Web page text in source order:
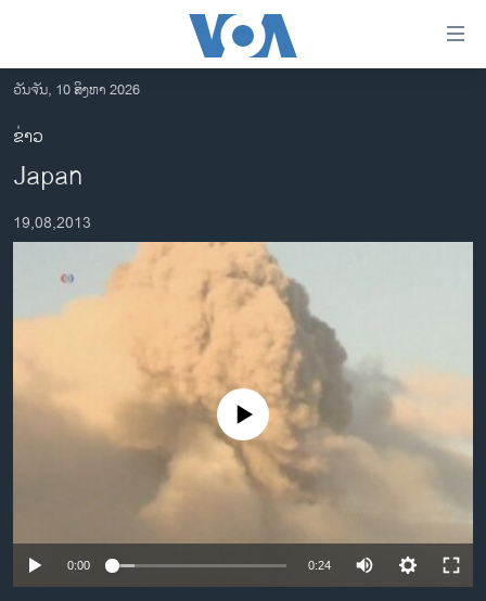
ເຂົ້າ
ຫາ
ຂ້າມ
ຂ້າມ
ໄປ
ອາເມຣິກາ
ການເລືອກຕັ້ງ ປະທານາທີບໍດີ ສະຫະລັດ 2024
ຂ່າວ​ຈີນ
ໂລກ
ອິດສະຫຼະພາບດ້ານການຂ່າວ
ຊີວິດຊາວລາວ
ວິທະຍາສາດ-ເທັກໂນໂລຈີ
ທຸລະກິດ
ພາສາອັງກິດ
ວັນຈັນ, 10 ສິງຫາ 2026
ຂ່າວ
Japan
19,08,2013
No media source currently available
0:00 0:24